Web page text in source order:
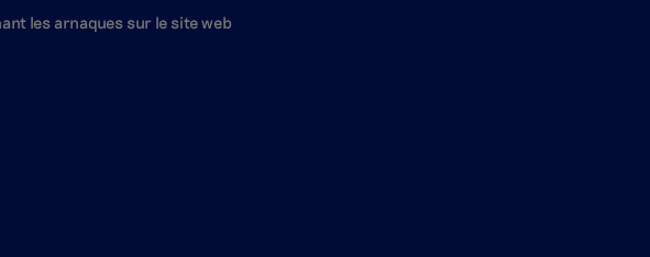
les arnaques sur le site web